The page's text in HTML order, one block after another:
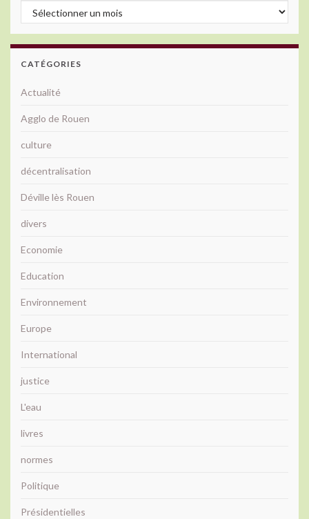
Archives
CATÉGORIES
Actualité
Agglo de Rouen
culture
décentralisation
Déville lès Rouen
divers
Economie
Education
Environnement
Europe
International
justice
L'eau
livres
normes
Politique
Présidentielles